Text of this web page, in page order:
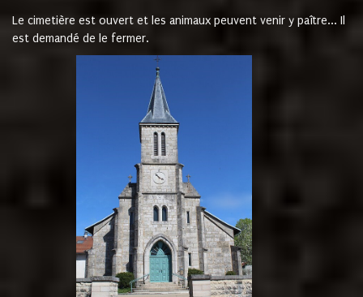
Le cimetière est ouvert et les animaux peuvent venir y paître... Il
est demandé de le fermer.